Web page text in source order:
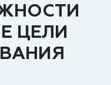
ЦЕЛИ